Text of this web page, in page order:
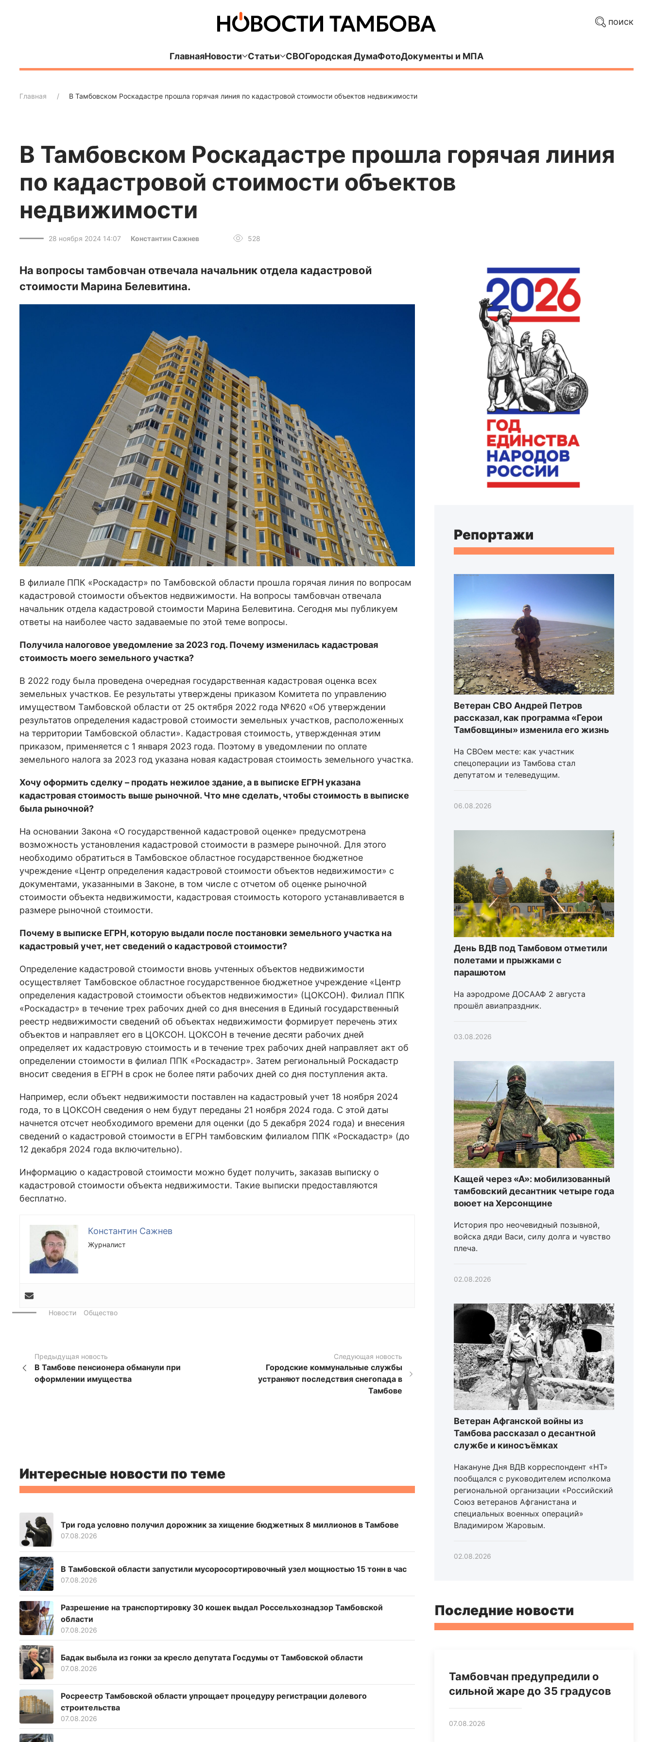
поиск
ГлавнаяНовости Статьи СВОГородская ДумаФотоДокументы и МПА
Главная В Тамбовском Роскадастре прошла горячая линия по кадастровой стоимости объектов недвижимости
В Тамбовском Роскадастре прошла горячая линия
по кадастровой стоимости объектов
недвижимости
28 ноября 2024 14:07 Константин Сажнев 528
На вопросы тамбовчан отвечала начальник отдела кадастровой
стоимости Марина Белевитина.
В филиале ППК «Роскадастр» по Тамбовской области прошла горячая линия по вопросам
кадастровой стоимости объектов недвижимости. На вопросы тамбовчан отвечала
начальник отдела кадастровой стоимости Марина Белевитина. Сегодня мы публикуем
ответы на наиболее часто задаваемые по этой теме вопросы.
Получила налоговое уведомление за 2023 год. Почему изменилась кадастровая
стоимость моего земельного участка?
В 2022 году была проведена очередная государственная кадастровая оценка всех
земельных участков. Ее результаты утверждены приказом Комитета по управлению
имуществом Тамбовской области от 25 октября 2022 года №620 «Об утверждении
результатов определения кадастровой стоимости земельных участков, расположенных
на территории Тамбовской области». Кадастровая стоимость, утвержденная этим
приказом, применяется с 1 января 2023 года. Поэтому в уведомлении по оплате
земельного налога за 2023 год указана новая кадастровая стоимость земельного участка.
Хочу оформить сделку – продать нежилое здание, а в выписке ЕГРН указана
кадастровая стоимость выше рыночной. Что мне сделать, чтобы стоимость в выписке
была рыночной?
На основании Закона «О государственной кадастровой оценке» предусмотрена
возможность установления кадастровой стоимости в размере рыночной. Для этого
необходимо обратиться в Тамбовское областное государственное бюджетное
учреждение «Центр определения кадастровой стоимости объектов недвижимости» с
документами, указанными в Законе, в том числе с отчетом об оценке рыночной
стоимости объекта недвижимости, кадастровая стоимость которого устанавливается в
размере рыночной стоимости.
Почему в выписке ЕГРН, которую выдали после постановки земельного участка на
кадастровый учет, нет сведений о кадастровой стоимости?
Определение кадастровой стоимости вновь учтенных объектов недвижимости
осуществляет Тамбовское областное государственное бюджетное учреждение «Центр
определения кадастровой стоимости объектов недвижимости» (ЦОКСОН). Филиал ППК
«Роскадастр» в течение трех рабочих дней со дня внесения в Единый государственный
реестр недвижимости сведений об объектах недвижимости формирует перечень этих
объектов и направляет его в ЦОКСОН. ЦОКСОН в течение десяти рабочих дней
определяет их кадастровую стоимость и в течение трех рабочих дней направляет акт об
определении стоимости в филиал ППК «Роскадастр». Затем региональный Роскадастр
вносит сведения в ЕГРН в срок не более пяти рабочих дней со дня поступления акта.
Например, если объект недвижимости поставлен на кадастровый учет 18 ноября 2024
года, то в ЦОКСОН сведения о нем будут переданы 21 ноября 2024 года. С этой даты
начнется отсчет необходимого времени для оценки (до 5 декабря 2024 года) и внесения
сведений о кадастровой стоимости в ЕГРН тамбовским филиалом ППК «Роскадастр» (до
12 декабря 2024 года включительно).
Информацию о кадастровой стоимости можно будет получить, заказав выписку о
кадастровой стоимости объекта недвижимости. Такие выписки предоставляются
бесплатно.
Константин Сажнев
Журналист
Новости Общество
Предыдущая новость
В Тамбове пенсионера обманули при
оформлении имущества
Следующая новость
Городские коммунальные службы
устраняют последствия снегопада в
Тамбове
Интересные новости по теме
Три года условно получил дорожник за хищение бюджетных 8 миллионов в Тамбове
07.08.2026
В Тамбовской области запустили мусоросортировочный узел мощностью 15 тонн в час
07.08.2026
Разрешение на транспортировку 30 кошек выдал Россельхознадзор Тамбовской
области
07.08.2026
Бадак выбыла из гонки за кресло депутата Госдумы от Тамбовской области
07.08.2026
Росреестр Тамбовской области упрощает процедуру регистрации долевого
строительства
07.08.2026
Репортажи
Ветеран СВО Андрей Петров
рассказал, как программа «Герои
Тамбовщины» изменила его жизнь
На СВОем месте: как участник
спецоперации из Тамбова стал
депутатом и телеведущим.
06.08.2026
День ВДВ под Тамбовом отметили
полетами и прыжками с
парашютом
На аэродроме ДОСААФ 2 августа
прошёл авиапраздник.
03.08.2026
Кащей через «А»: мобилизованный
тамбовский десантник четыре года
воюет на Херсонщине
История про неочевидный позывной,
войска дяди Васи, силу долга и чувство
плеча.
02.08.2026
Ветеран Афганской войны из
Тамбова рассказал о десантной
службе и киносъёмках
Накануне Дня ВДВ корреспондент «НТ»
пообщался с руководителем исполкома
региональной организации «Российский
Союз ветеранов Афганистана и
специальных военных операций»
Владимиром Жаровым.
02.08.2026
Последние новости
Тамбовчан предупредили о
сильной жаре до 35 градусов
07.08.2026